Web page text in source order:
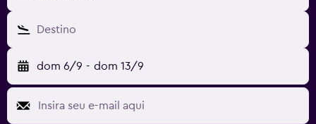
Destino
dom 6/9 - dom 13/9